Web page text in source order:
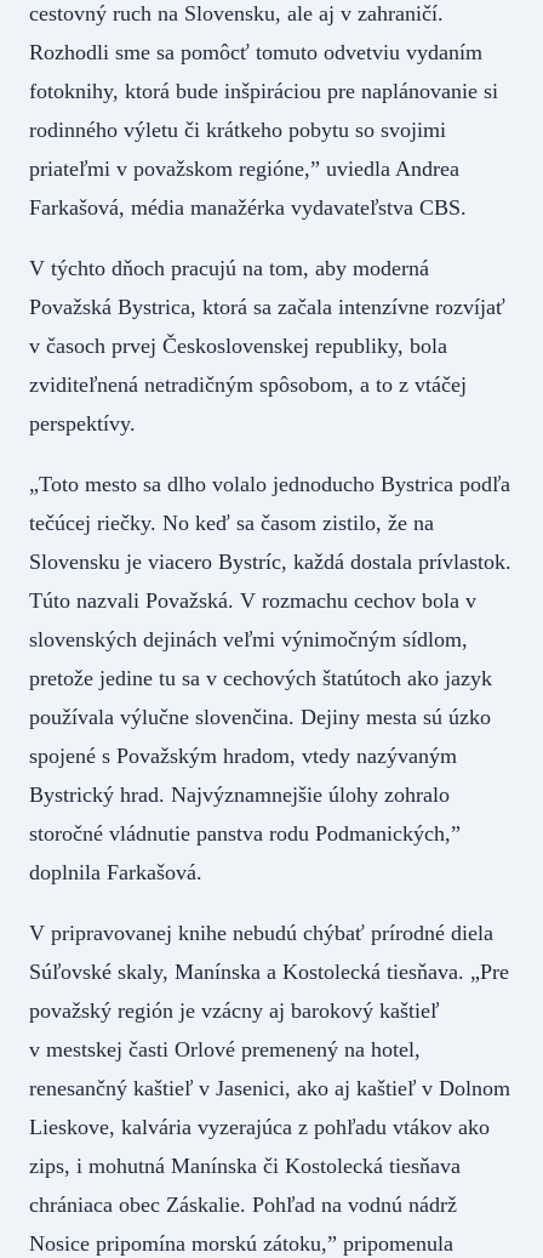
cestovný ruch na Slovensku, ale aj v zahraničí.
Rozhodli sme sa pomôcť tomuto odvetviu vydaním
fotoknihy, ktorá bude inšpiráciou pre naplánovanie si
rodinného výletu či krátkeho pobytu so svojimi
priateľmi v považskom regióne,” uviedla Andrea
Farkašová, média manažérka vydavateľstva CBS.
V týchto dňoch pracujú na tom, aby moderná
Považská Bystrica, ktorá sa začala intenzívne rozvíjať
v časoch prvej Československej republiky, bola
zviditeľnená netradičným spôsobom, a to z vtáčej
perspektívy.
„Toto mesto sa dlho volalo jednoducho Bystrica podľa
tečúcej riečky. No keď sa časom zistilo, že na
Slovensku je viacero Bystríc, každá dostala prívlastok.
Túto nazvali Považská. V rozmachu cechov bola v
slovenských dejinách veľmi výnimočným sídlom,
pretože jedine tu sa v cechových štatútoch ako jazyk
používala výlučne slovenčina. Dejiny mesta sú úzko
spojené s Považským hradom, vtedy nazývaným
Bystrický hrad. Najvýznamnejšie úlohy zohralo
storočné vládnutie panstva rodu Podmanických,”
doplnila Farkašová.
V pripravovanej knihe nebudú chýbať prírodné diela
Súľovské skaly, Manínska a Kostolecká tiesňava. „Pre
považský región je vzácny aj barokový kaštieľ
v mestskej časti Orlové premenený na hotel,
renesančný kaštieľ v Jasenici, ako aj kaštieľ v Dolnom
Lieskove, kalvária vyzerajúca z pohľadu vtákov ako
zips, i mohutná Manínska či Kostolecká tiesňava
chrániaca obec Záskalie. Pohľad na vodnú nádrž
Nosice pripomína morskú zátoku,” pripomenula